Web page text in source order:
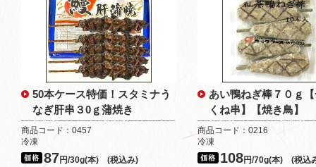
50本ケース特価！スタミナう
なぎ肝串３0ｇ蒲焼き
商品コード：0457
冷凍
87円/30g(本) (税込み)
あい鴨ねぎ棒７０ｇ
くね串】【焼き鳥】
商品コード：0216
冷凍
108円/70g(本) (税込